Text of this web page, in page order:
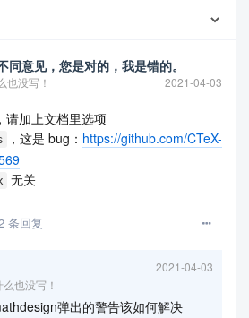
同意见，您是对的，我是错的。
2021-04-03
也没写！
请加上文档里选项
，这是 bug： https://github.com/CTeX-
无关
条回复
2021-04-03
也没写！
弹出的警告该如何解决